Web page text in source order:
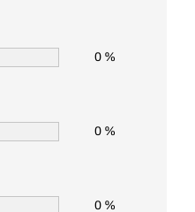
0 %
0 %
0 %